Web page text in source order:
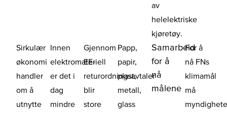
av
helelektriske
kjøretøy.
Sirkulær
økonomi
handler
om å
utnytte
Innen
elektromateriell
er det i
dag
mindre
Gjennom
EE-
returordningsavtaler
blir
store
Papp,
papir,
plast,
metall,
glass
Samarbeid
for å
nå
målene
For å
nå FNs
klimamål
må